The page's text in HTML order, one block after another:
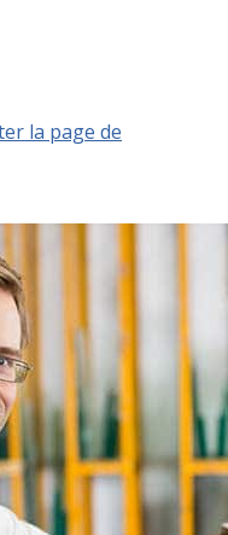
la page de